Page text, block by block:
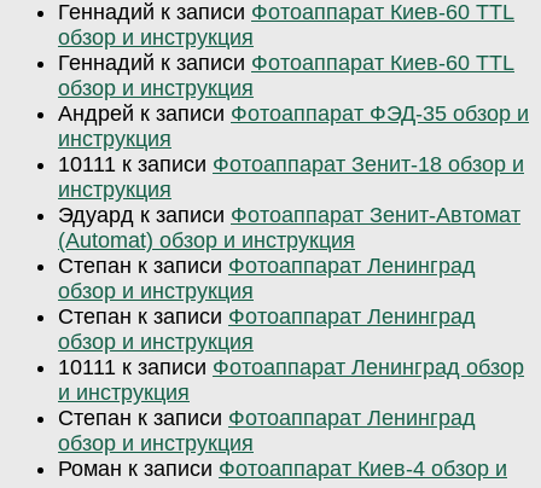
Геннадий к записи Фотоаппарат Киев-60 TTL
обзор и инструкция
Геннадий к записи Фотоаппарат Киев-60 TTL
обзор и инструкция
Андрей к записи Фотоаппарат ФЭД-35 обзор и
инструкция
10111 к записи Фотоаппарат Зенит-18 обзор и
инструкция
Эдуард к записи Фотоаппарат Зенит-Автомат
(Automat) обзор и инструкция
Степан к записи Фотоаппарат Ленинград
обзор и инструкция
Степан к записи Фотоаппарат Ленинград
обзор и инструкция
10111 к записи Фотоаппарат Ленинград обзор
и инструкция
Степан к записи Фотоаппарат Ленинград
обзор и инструкция
Роман к записи Фотоаппарат Киев-4 обзор и